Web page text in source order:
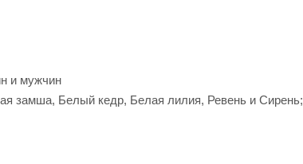
и мужчин
замша, Белый кедр, Белая лилия, Ревень и Сирень;